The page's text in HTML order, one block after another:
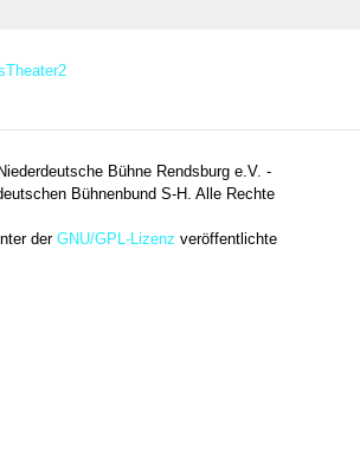
Bühne Rendsburg e.V. -
Bühnenbund S-H. Alle Rechte
derGNU/GPL-Lizenz veröffentlichte